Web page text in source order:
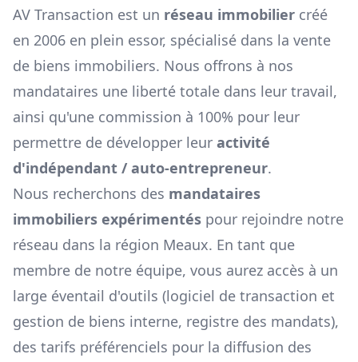
AV Transaction est un réseau immobilier créé
en 2006 en plein essor, spécialisé dans la vente
de biens immobiliers. Nous offrons à nos
mandataires une liberté totale dans leur travail,
ainsi qu'une commission à 100% pour leur
permettre de développer leur activité
d'indépendant / auto-entrepreneur.
Nous recherchons des mandataires
immobiliers expérimentés pour rejoindre notre
réseau dans la région Meaux. En tant que
membre de notre équipe, vous aurez accès à un
large éventail d'outils (logiciel de transaction et
gestion de biens interne, registre des mandats),
des tarifs préférenciels pour la diffusion des